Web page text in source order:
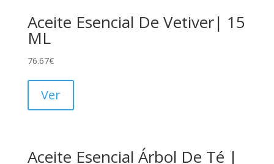
Aceite Esencial De Vetiver| 15
ML
76.67€
Ver
Aceite Esencial Árbol De Té |